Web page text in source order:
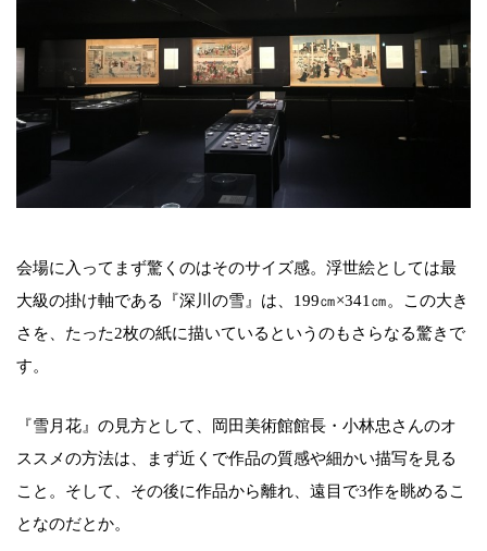
会場に入ってまず驚くのはそのサイズ感。浮世絵としては最
大級の掛け軸である『深川の雪』は、199㎝×341㎝。この大き
さを、たった2枚の紙に描いているというのもさらなる驚きで
す。
『雪月花』の見方として、岡田美術館館長・小林忠さんのオ
ススメの方法は、まず近くで作品の質感や細かい描写を見る
こと。そして、その後に作品から離れ、遠目で3作を眺めるこ
となのだとか。